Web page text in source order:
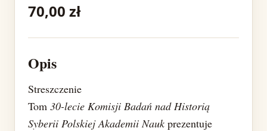
70,00 zł
Opis
Streszczenie
Tom 30-lecie Komisji Badań nad Historią
Syberii Polskiej Akademii Nauk prezentuje